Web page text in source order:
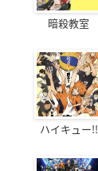
暗殺教室
ハイキュー!!